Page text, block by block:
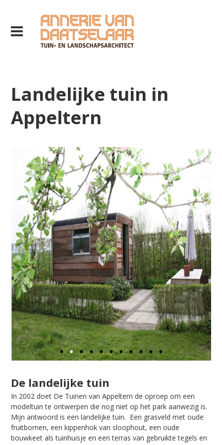
Landelijke tuin in
Appeltern
De landelijke tuin
In 2002 doet De Tuinen van Appeltern de oproep om een
modeltuin te ontwerpen die nog niet op het park aanwezig is.
Mijn antwoord is een landelijke tuin. Een grasveld met oude
fruitbomen, een kippenhok van sloophout, een oude
bouwkeet als tuinhuisje en een terras van gebruikte tegels en